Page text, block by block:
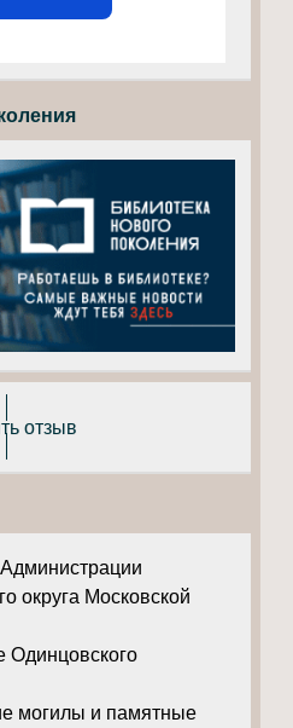
отзыв
округа Московской
Одинцовского
могилы и памятные